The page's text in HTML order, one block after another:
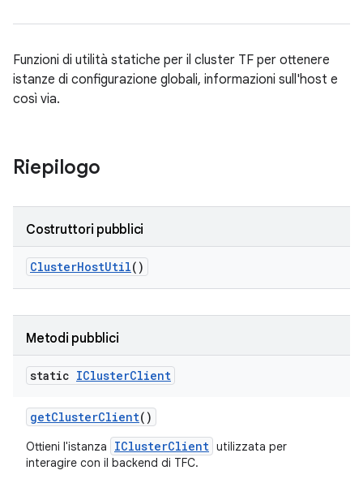
Funzioni di utilità statiche per il cluster TF per ottenere
istanze di configurazione globali, informazioni sull'host e
così via.
Riepilogo
Costruttori pubblici
ClusterHostUtil()
Metodi pubblici
static IClusterClient
getClusterClient()
Ottieni l'istanza IClusterClient utilizzata per
interagire con il backend di TFC.